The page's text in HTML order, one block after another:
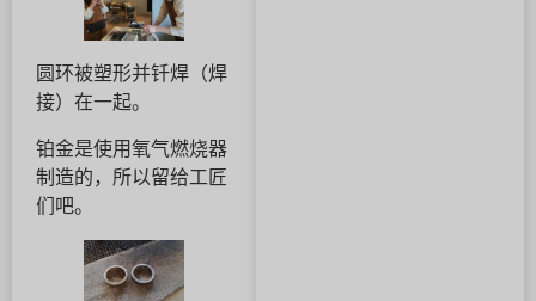
圆环被塑形并钎焊（焊
接）在一起。
铂金是使用氧气燃烧器
制造的，所以留给工匠
们吧。